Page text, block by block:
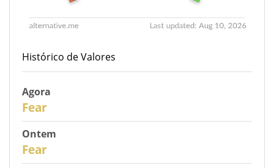
Histórico de Valores
Agora
Fear
Ontem
Fear